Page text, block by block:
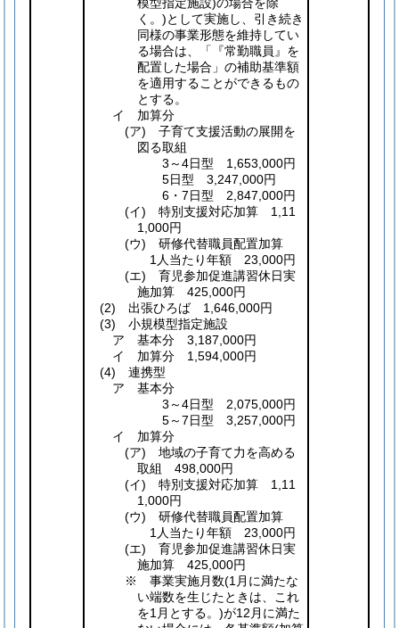
く。)として実施し、引き続き
同様の事業形態を維持してい
る場合は、「『常勤職員』を
配置した場合」の補助基準額
を適用することができるもの
とする。
イ 加算分
(ア) 子育て支援活動の展開を
図る取組
3～4日型 1,653,000円
5日型 3,247,000円
6・7日型 2,847,000円
(イ) 特別支援対応加算 1,11
1,000円
(ウ) 研修代替職員配置加算
1人当たり年額 23,000円
(エ) 育児参加促進講習休日実
施加算 425,000円
(2) 出張ひろば 1,646,000円
(3) 小規模型指定施設
ア 基本分 3,187,000円
イ 加算分 1,594,000円
(4) 連携型
ア 基本分
3～4日型 2,075,000円
5～7日型 3,257,000円
イ 加算分
(ア) 地域の子育て力を高める
取組 498,000円
(イ) 特別支援対応加算 1,11
1,000円
(ウ) 研修代替職員配置加算
1人当たり年額 23,000円
(エ) 育児参加促進講習休日実
施加算 425,000円
※ 事業実施月数(1月に満たな
い端数を生じたときは、これ
を1月とする。)が12月に満た